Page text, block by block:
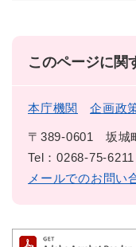
このページに関
本庁機関 企画政
〒389-0601
坂城
Tel：0268-75-6211
メールでのお問い